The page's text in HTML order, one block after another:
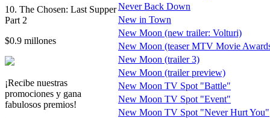
10. The Chosen: Last Supper
Part 2
$0.9 millones
¡Recibe nuestras
promociones y gana
fabulosos premios!
Never Back Down
New in Town
New Moon (new trailer: Volturi)
New Moon (teaser MTV Movie
New Moon (trailer 3)
New Moon (trailer preview)
New Moon TV Spot "Battle"
New Moon TV Spot "Event"
New Moon TV Spot "Never Hurt You"